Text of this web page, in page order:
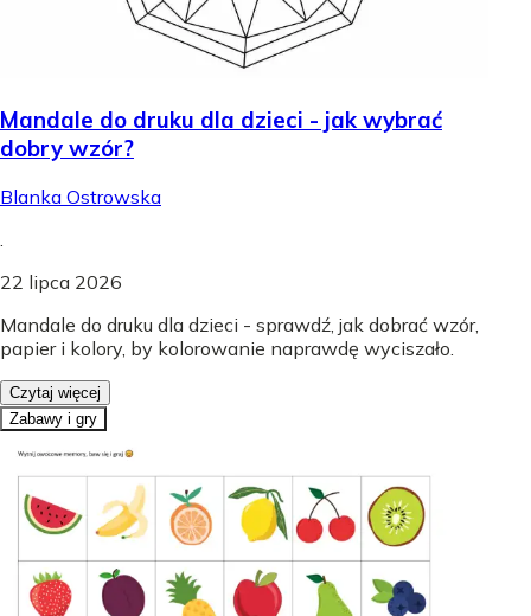
Mandale do druku dla dzieci - jak wybrać
dobry wzór?
Blanka Ostrowska
22 lipca 2026
Mandale do druku dla dzieci - sprawdź, jak dobrać wzór,
papier i kolory, by kolorowanie naprawdę wyciszało.
Czytaj więcej
Zabawy i gry